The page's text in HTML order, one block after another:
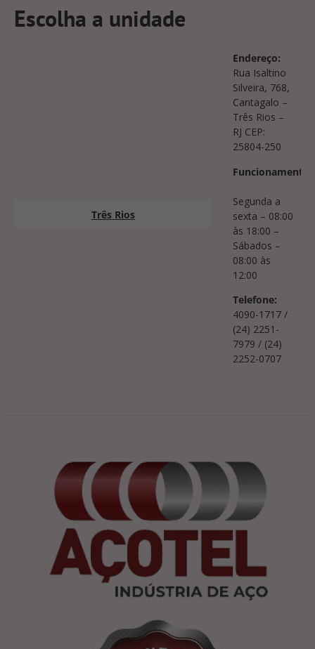
Escolha a unidade
Três Rios
Endereço:
Rua Isaltino
Silveira, 768,
Cantagalo –
Três Rios –
RJ CEP:
25804-250
Funcionamento:
Segunda a
sexta – 08:00
às 18:00 –
Sábados –
08:00 às
12:00
Telefone:
4090-1717 /
(24) 2251-
7979 / (24)
2252-0707